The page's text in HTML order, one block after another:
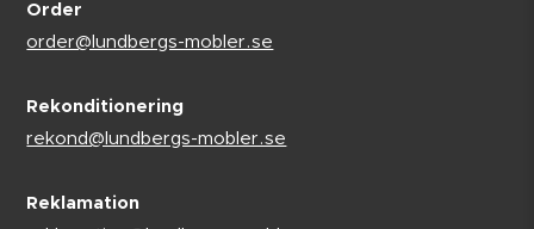
Order
order@lundbergs-mobler.se
Rekonditionering
rekond@lundbergs-mobler.se
Reklamation